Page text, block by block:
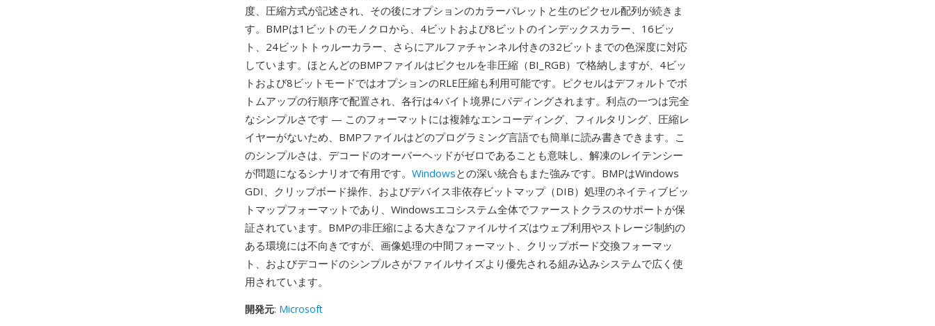
度、圧縮方式が記述され、その後にオプションのカラーパレットと生のピクセル配列が続きま
す。BMPは1ビットのモノクロから、4ビットおよび8ビットのインデックスカラー、16ビッ
ト、24ビットトゥルーカラー、さらにアルファチャンネル付きの32ビットまでの色深度に対応
しています。ほとんどのBMPファイルはピクセルを非圧縮（BI_RGB）で格納しますが、4ビッ
トおよび8ビットモードではオプションのRLE圧縮も利用可能です。ピクセルはデフォルトでボ
トムアップの行順序で配置され、各行は4バイト境界にパディングされます。利点の一つは完全
なシンプルさです — このフォーマットには複雑なエンコーディング、フィルタリング、圧縮レ
イヤーがないため、BMPファイルはどのプログラミング言語でも簡単に読み書きできます。こ
のシンプルさは、デコードのオーバーヘッドがゼロであることも意味し、解凍のレイテンシー
が問題になるシナリオで有用です。 Windowsとの深い統合もまた強みです。BMPはWindows
GDI、クリップボード操作、およびデバイス非依存ビットマップ（DIB）処理のネイティブビッ
トマップフォーマットであり、Windowsエコシステム全体でファーストクラスのサポートが保
証されています。BMPの非圧縮による大きなファイルサイズはウェブ利用やストレージ制約の
ある環境には不向きですが、画像処理の中間フォーマット、クリップボード交換フォーマッ
ト、およびデコードのシンプルさがファイルサイズより優先される組み込みシステムで広く使
用されています。
開発元: Microsoft